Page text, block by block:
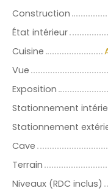
Construction
État intérieur
Cuisine
Vue
Exposition
Stationnement
Stationnement
Cave
Terrain
Niveaux (RDC inclus)